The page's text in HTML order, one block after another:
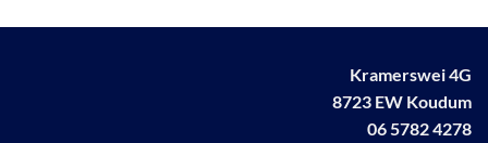
Kramerswei 4G
8723 EW Koudum
06 5782 4278